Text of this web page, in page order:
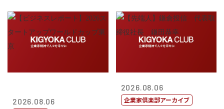
2026.08.06
2026.08.06
企業家倶楽部アーカイブ